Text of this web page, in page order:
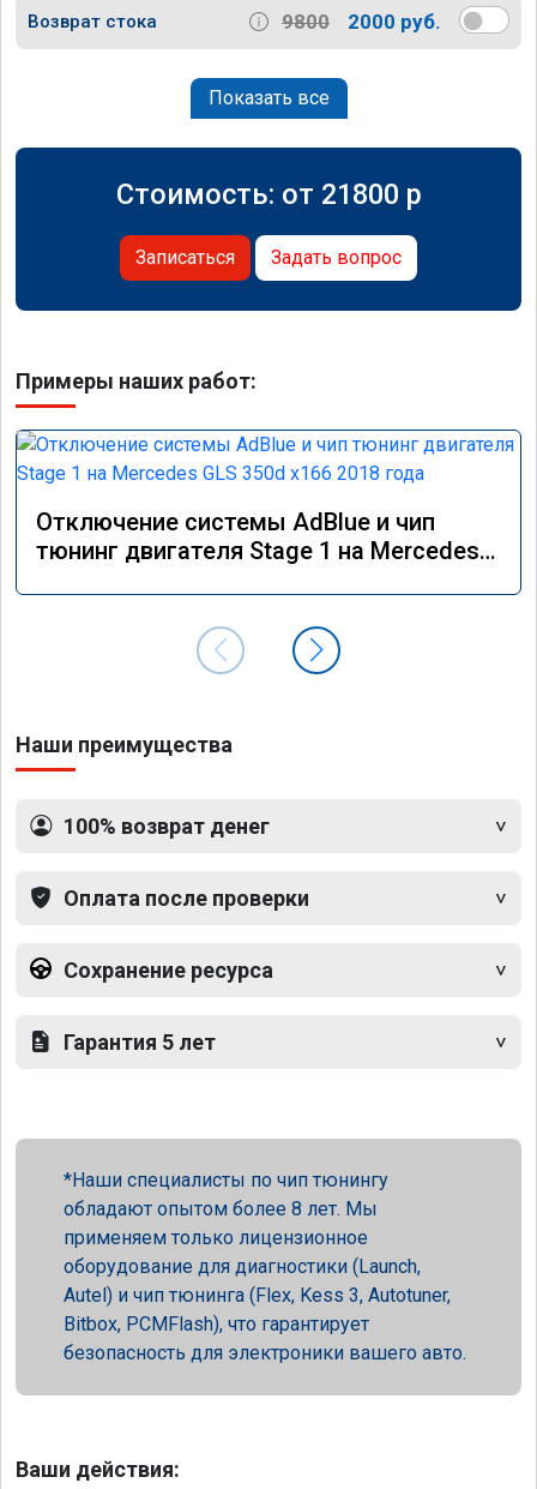
Возврат стока 9800 2000 руб.
Показать все
Стоимость: от 21800 p
Записаться Задать вопрос
Примеры наших работ:
Отключение системы AdBlue и чип
тюнинг двигателя Stage 1 на Mercedes
Наши преимущества
100% возврат денег
Оплата после проверки
Сохранение ресурса
Гарантия 5 лет
Наши специалисты по чип тюнингу
обладают опытом более 8 лет. Мы
применяем только лицензионное
оборудование для диагностики (Launch,
Autel) и чип тюнинга (Flex, Kess 3, Autotuner,
Bitbox, PCMFlash), что гарантирует
безопасность для электроники вашего авто.
Ваши действия: